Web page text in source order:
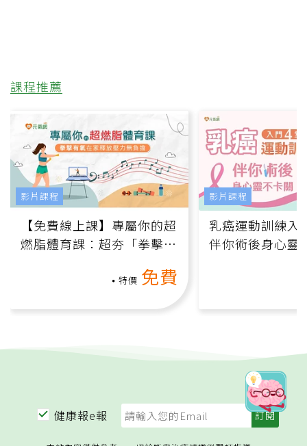
課程推薦
【免費線上課】專屬你的超
燃脂體育課：超夯「拳擊有
特價 免費
影片課程
乳癌運動訓練入
伴你術後身心靈
影片課程
健康報e報